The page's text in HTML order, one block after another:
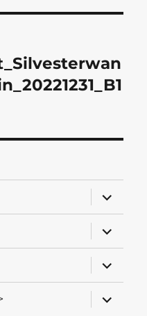
öffnen
öffnen
öffnen
öffnen